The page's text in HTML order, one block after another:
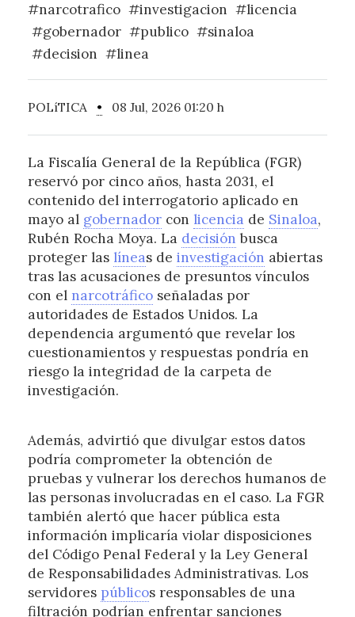
#narcotrafico #investigacion #licencia
#gobernador #publico #sinaloa
#decision #linea
POLíTICA • 08 Jul, 2026 01:20 h
La Fiscalía General de la República (FGR)
reservó por cinco años, hasta 2031, el
contenido del interrogatorio aplicado en
mayo al gobernadorcon licencia de Sinaloa,
Rubén Rocha Moya. La decisión busca
proteger las líneas de investigación abiertas
tras las acusaciones de presuntos vínculos
con el narcotráficoseñaladas por
autoridades de Estados Unidos. La
dependencia argumentó que revelar los
cuestionamientos y respuestas pondría en
riesgo la integridad de la carpeta de
investigación.
Además, advirtió que divulgar estos datos
podría comprometer la obtención de
pruebas y vulnerar los derechos humanos de
las personas involucradas en el caso. La FGR
también alertó que hacer pública esta
información implicaría violar disposiciones
del Código Penal Federal y la Ley General
de Responsabilidades Administrativas. Los
servidores públicos responsables de una
filtración podrían enfrentar sanciones